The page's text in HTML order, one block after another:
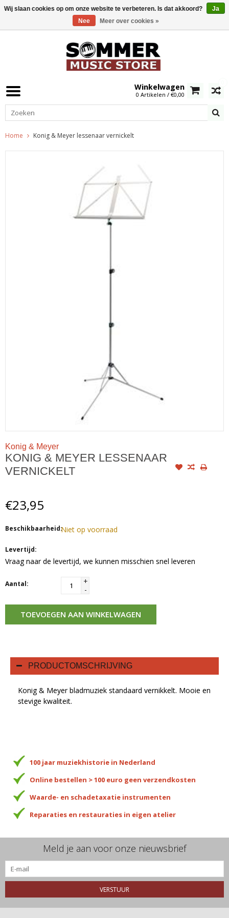
Winkelwagen
0 Artikelen / €0,00
Home Konig & Meyer lessenaar vernickelt
Konig & Meyer
KONIG & MEYER LESSENAAR
VERNICKELT
€23,95
Beschikbaarheid:Niet op voorraad
Levertijd:
Vraag naar de levertijd, we kunnen misschien snel leveren
Aantal:
+
-
TOEVOEGEN AAN WINKELWAGEN
PRODUCTOMSCHRIJVING
Konig & Meyer bladmuziek standaard vernikkelt. Mooie en
stevige kwaliteit.
100 jaar muziekhistorie in Nederland
Online bestellen > 100 euro geen verzendkosten
Waarde- en schadetaxatie instrumenten
Reparaties en restauraties in eigen atelier
Meld je aan voor onze nieuwsbrief
VERSTUUR
Wij slaan cookies op om onze website te verbeteren. Is dat akkoord?
Ja
Nee
Meer over cookies »